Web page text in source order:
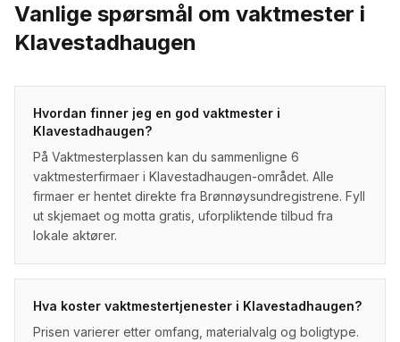
Vanlige spørsmål om vaktmester i
Klavestadhaugen
Hvordan finner jeg en god vaktmester i
Klavestadhaugen?
På Vaktmesterplassen kan du sammenligne 6
vaktmesterfirmaer i Klavestadhaugen-området. Alle
firmaer er hentet direkte fra Brønnøysundregistrene. Fyll
ut skjemaet og motta gratis, uforpliktende tilbud fra
lokale aktører.
Hva koster vaktmestertjenester i Klavestadhaugen?
Prisen varierer etter omfang, materialvalg og boligtype.